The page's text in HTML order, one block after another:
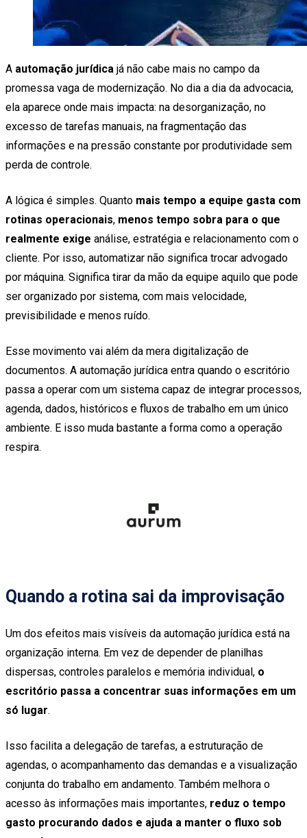
A automação jurídica já não cabe mais no campo da
promessa vaga de modernização. No dia a dia da advocacia,
ela aparece onde mais impacta: na desorganização, no
excesso de tarefas manuais, na fragmentação das
informações e na pressão constante por produtividade sem
perda de controle.
A lógica é simples. Quanto mais tempo a equipe gasta com
rotinas operacionais, menos tempo sobra para o que
realmente exige análise, estratégia e relacionamento com o
cliente. Por isso, automatizar não significa trocar advogado
por máquina. Significa tirar da mão da equipe aquilo que pode
ser organizado por sistema, com mais velocidade,
previsibilidade e menos ruído.
Esse movimento vai além da mera digitalização de
documentos. A automação jurídica entra quando o escritório
passa a operar com um sistema capaz de integrar processos,
agenda, dados, históricos e fluxos de trabalho em um único
ambiente. E isso muda bastante a forma como a operação
respira.
Quando a rotina sai da improvisação
Um dos efeitos mais visíveis da automação jurídica está na
organização interna. Em vez de depender de planilhas
dispersas, controles paralelos e memória individual, o
escritório passa a concentrar suas informações em um
só lugar.
Isso facilita a delegação de tarefas, a estruturação de
agendas, o acompanhamento das demandas e a visualização
conjunta do trabalho em andamento. Também melhora o
acesso às informações mais importantes, reduz o tempo
gasto procurando dados e ajuda a manter o fluxo sob